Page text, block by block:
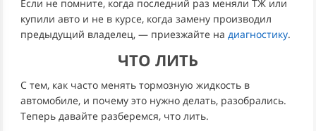
Если не помните, когда последний раз меняли ТЖ или
купили авто и не в курсе, когда замену производил
предыдущий владелец, — приезжайте на диагностику.
ЧТО ЛИТЬ
С тем, как часто менять тормозную жидкость в
автомобиле, и почему это нужно делать, разобрались.
Теперь давайте разберемся, что лить.